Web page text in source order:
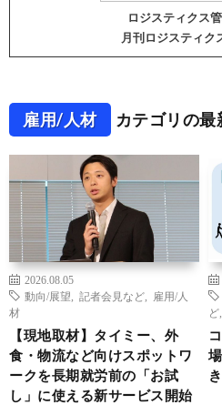
ロジスティクス
月刊ロジスティク
雇用/人材 カテゴリの最
2026.08.05
動向/展望
記者会見など
雇用/人
材
【現地取材】タイミー、外
食・物流など向けスポットワ
ークを長期就労前の「お試
し」に使える新サービス開始
ど